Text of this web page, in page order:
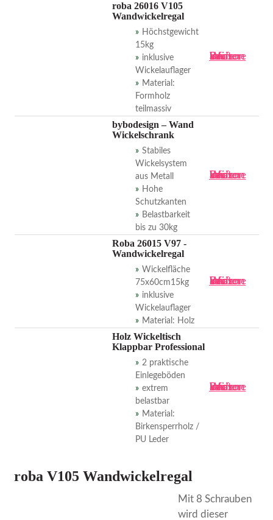
roba 26016 V105
Wandwickelregal
Höchstgewicht
15kg
inklusive
Wickelauflager
Material:
Formholz
teilmassiv
Bei amazon kaufen
Weitere Infos
bybodesign – Wand
Wickelschrank
Stabiles
Wickelsystem
aus Metall
Hohe
Schutzkanten
Belastbarkeit
bis zu 30kg
Bei amazon kaufen
Weitere Infos
Roba 26015 V97 -
Wandwickelregal
Wickelfläche
75x60cm15kg
inklusive
Wickelauflager
Material: Holz
Bei amazon kaufen
Weitere Infos
Holz Wickeltisch
Klappbar Professional
2 praktische
Einlegeböden
extrem
belastbar
Material:
Birkensperrholz /
PU Leder
Bei amazon kaufen
Weitere Infos
roba V105 Wandwickelregal
Mit 8 Schrauben
wird dieser